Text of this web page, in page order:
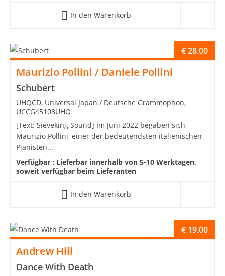
In den Warenkorb
Maurizio Pollini / Daniele Pollini
Schubert
€28.00
UHQCD, Universal Japan / Deutsche Grammophon,
UCCG45108UHQ
[Text: Sieveking Sound] Im Juni 2022 begaben sich
Maurizio Pollini, einer der bedeutendsten italienischen
Pianisten...
Verfügbar : Lieferbar innerhalb von 5-10 Werktagen,
soweit verfügbar beim Lieferanten
In den Warenkorb
Andrew Hill
Dance With Death
€ 19.00